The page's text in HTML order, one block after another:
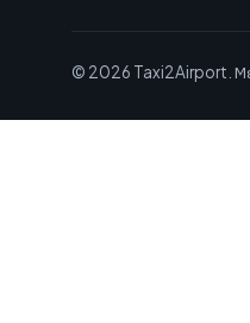
© 2026 Taxi2Airport. Με